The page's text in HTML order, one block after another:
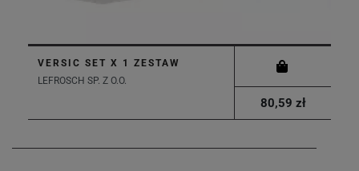
VERSIC SET X 1 ZESTAW
LEFROSCH SP. Z O.O.
80,59 zł